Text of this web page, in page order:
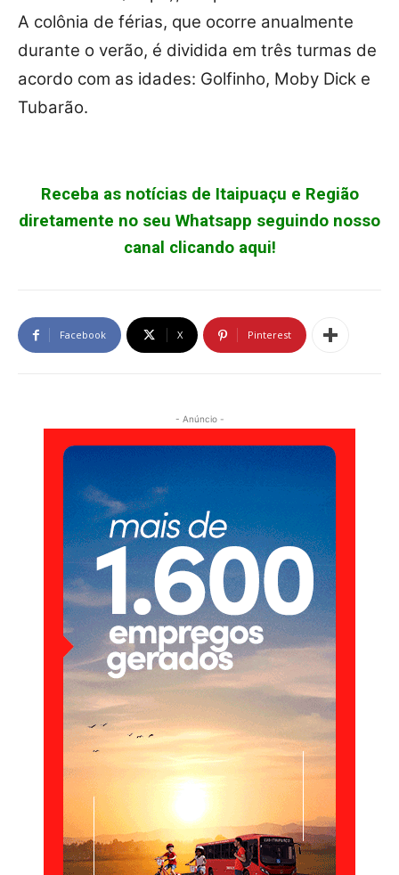
A colônia de férias, que ocorre anualmente
durante o verão, é dividida em três turmas de
acordo com as idades: Golfinho, Moby Dick e
Tubarão.
Receba as notícias de Itaipuaçu e Região
diretamente no seu Whatsapp seguindo nosso
canal clicando aqui!
Facebook X Pinterest
- Anúncio -